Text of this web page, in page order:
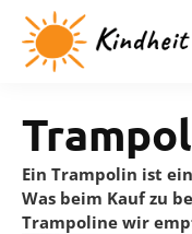
Ein Trampolin ist
Was beim Kauf zu
Trampoline wir